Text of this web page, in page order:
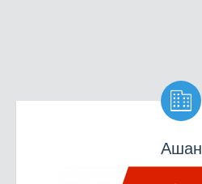

Ашан